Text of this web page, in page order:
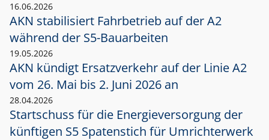
16.06.2026
AKN stabilisiert Fahrbetrieb auf der A2
während der S5-Bauarbeiten
19.05.2026
AKN kündigt Ersatzverkehr auf der Linie A2
vom 26. Mai bis 2. Juni 2026 an
28.04.2026
Startschuss für die Energieversorgung der
künftigen S5 Spatenstich für Umrichterwerk